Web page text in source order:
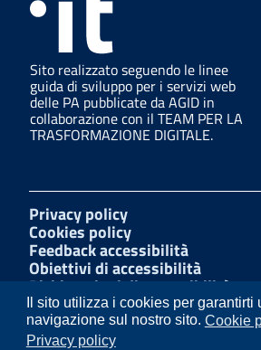
Il sito utilizza i cookies per garantirti
navigazione sul nostro sito. Cookie
Privacy policy
Sito realizzato seguendo le linee
guida di sviluppo per i servizi web
delle PA pubblicate da AGID in
collaborazione con il TEAM PER LA
TRASFORMAZIONE DIGITALE.
Privacy policy
Cookies policy
Feedback accessibilità
Obiettivi di accessibilità
Dichiarazioni di accessibilità
Amministrazione Trasparente
Mappa del sito
Segnalazioni di illecito